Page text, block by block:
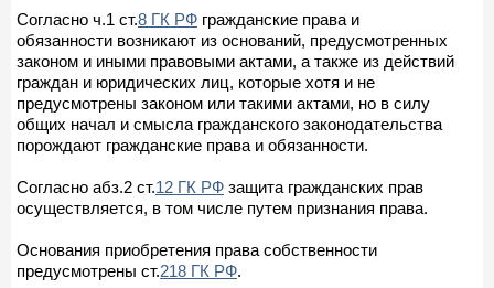
Согласно ч.1 ст.8 ГК РФ гражданские права и
обязанности возникают из оснований, предусмотренных
законом и иными правовыми актами, а также из действий
граждан и юридических лиц, которые хотя и не
предусмотрены законом или такими актами, но в силу
общих начал и смысла гражданского законодательства
порождают гражданские права и обязанности.
Согласно абз.2 ст.12 ГК РФ защита гражданских прав
осуществляется, в том числе путем признания права.
Основания приобретения права собственности
предусмотрены ст.218 ГК РФ.